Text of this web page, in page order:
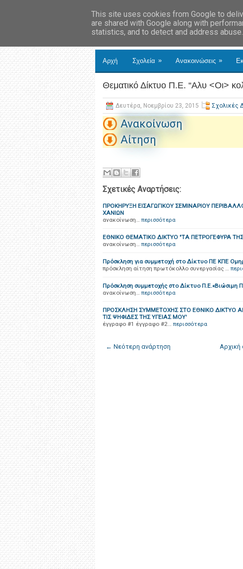
Αρχή Σχολεία » Ανακοινώσεις »
Θεματικό Δίκτυο Π.Ε. “Aλυ <Οι>
Δευτέρα, Νοεμβρίου 23, 2015 Σχολικές
Ανακοίνωση
Αίτηση
Σχετικές Αναρτήσεις:
ΠΡΟΚΗΡΥΞΗ ΕΙΣΑΓΩΓΙΚΟΥ ΣΕΜΙΝΑΡΙΟΥ
ΧΑΝΙΩΝ
ανακοίνωση… περισσότερα
ΕΘΝΙΚΟ ΘΕΜΑΤΙΚΟ ΔΙΚΤΥΟ "ΤΑ ΠΕΤΡΟΓΕΦΥΡΑ
ανακοίνωση… περισσότερα
Πρόσκληση για συμμετοχή στο Δίκτυο ΠΕ ΚΠΕ
πρόσκληση αίτηση πρωτόκολλο συνεργασίας …
Πρόσκληση συμμετοχής στο Δίκτυο Π.Ε.«Βιώσιμη
ανακοίνωση… περισσότερα
ΠΡΟΣΚΛΗΣΗ ΣΥΜΜΕΤΟΧΗΣ ΣΤΟ ΕΘΝΙΚΟ ΔΙΚΤΥΟ
ΤΙΣ ΨΗΦΙΔΕΣ ΤΗΣ ΥΓΕΙΑΣ ΜΟΥ'
έγγραφο #1 έγγραφο #2… περισσότερα
← Νεότερη ανάρτηση Αρχική
This site uses cookies from Google to
are shared with Google along with
statistics, and to detect and address abuse.